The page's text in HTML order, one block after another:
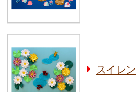
スイレン